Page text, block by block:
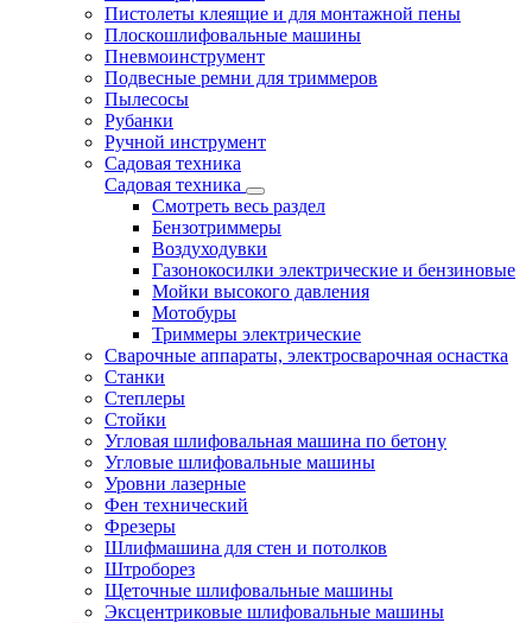
Пистолеты клеящие и для монтажной пены
Плоскошлифовальные машины
Пневмоинструмент
Подвесные ремни для триммеров
Пылесосы
Рубанки
Ручной инструмент
Садовая техника
Садовая техника
Смотреть весь раздел
Бензотриммеры
Воздуходувки
Газонокосилки электрические и бензиновые
Мойки высокого давления
Мотобуры
Триммеры электрические
Сварочные аппараты, электросварочная оснастка
Станки
Степлеры
Стойки
Угловая шлифовальная машина по бетону
Угловые шлифовальные машины
Уровни лазерные
Фен технический
Фрезеры
Шлифмашина для стен и потолков
Штроборез
Щеточные шлифовальные машины
Эксцентриковые шлифовальные машины